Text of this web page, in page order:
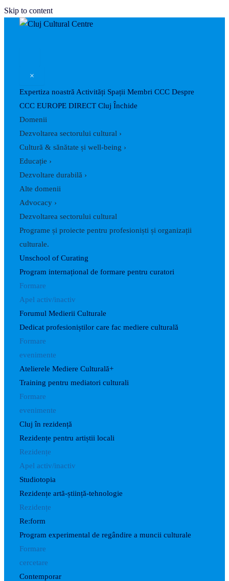
Skip to content
×
Expertiza noastră Activități Spații Membri CCC Despre
CCC EUROPE DIRECT Cluj Închide
Domenii
Dezvoltarea sectorului cultural ›
Cultură & sănătate și well-being ›
Educație ›
Dezvoltare durabilă ›
Alte domenii
Advocacy ›
Dezvoltarea sectorului cultural
Programe și proiecte pentru profesioniști și organizații
culturale.
Unschool of Curating
Program internațional de formare pentru curatori
Formare
Apel activ/inactiv
Forumul Medierii Culturale
Dedicat profesioniștilor care fac mediere culturală
Formare
evenimente
Atelierele Mediere Culturală+
Training pentru mediatori culturali
Formare
evenimente
Cluj în rezidență
Rezidențe pentru artiștii locali
Rezidențe
Apel activ/inactiv
Studiotopia
Rezidențe artă-știință-tehnologie
Rezidențe
Re:form
Program experimental de regândire a muncii culturale
Formare
cercetare
Contemporar